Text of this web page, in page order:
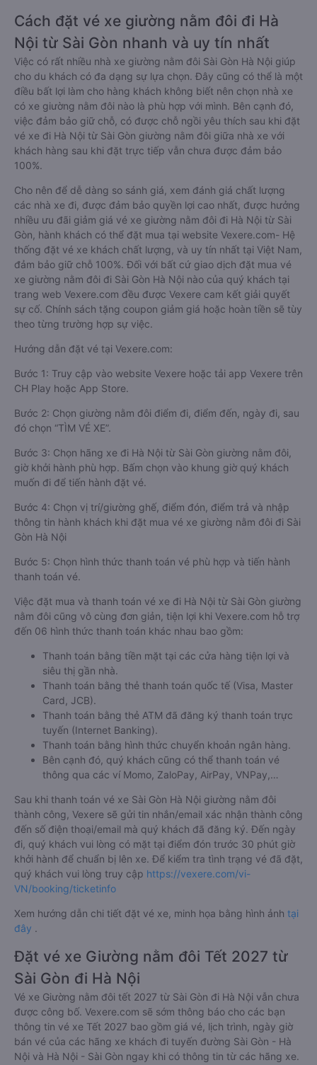
Cách đặt vé xe giường nằm đôi đi Hà
Nội từ Sài Gòn nhanh và uy tín nhất
Việc có rất nhiều nhà xe giường nằm đôi Sài Gòn Hà Nội giúp
cho du khách có đa dạng sự lựa chọn. Đây cũng có thể là một
điều bất lợi làm cho hàng khách không biết nên chọn nhà xe
có xe giường nằm đôi nào là phù hợp với mình. Bên cạnh đó,
việc đảm bảo giữ chỗ, có được chỗ ngồi yêu thích sau khi đặt
vé xe đi Hà Nội từ Sài Gòn giường nằm đôi giữa nhà xe với
khách hàng sau khi đặt trực tiếp vẫn chưa được đảm bảo
100%.
Cho nên để dễ dàng so sánh giá, xem đánh giá chất lượng
các nhà xe đi, được đảm bảo quyền lợi cao nhất, được hưởng
nhiều ưu đãi giảm giá vé xe giường nằm đôi đi Hà Nội từ Sài
Gòn, hành khách có thể đặt mua tại website Vexere.com- Hệ
thống đặt vé xe khách chất lượng, và uy tín nhất tại Việt Nam,
đảm bảo giữ chỗ 100%. Đối với bất cứ giao dịch đặt mua vé
xe giường nằm đôi đi Sài Gòn Hà Nội nào của quý khách tại
trang web Vexere.com đều được Vexere cam kết giải quyết
sự cố. Chính sách tặng coupon giảm giá hoặc hoàn tiền sẽ tùy
theo từng trường hợp sự việc.
Hướng dẫn đặt vé tại Vexere.com:
Bước 1: Truy cập vào website Vexere hoặc tải app Vexere trên
CH Play hoặc App Store.
Bước 2: Chọn giường nằm đôi điểm đi, điểm đến, ngày đi, sau
đó chọn “TÌM VÉ XE”.
Bước 3: Chọn hãng xe đi Hà Nội từ Sài Gòn giường nằm đôi,
giờ khởi hành phù hợp. Bấm chọn vào khung giờ quý khách
muốn đi để tiến hành đặt vé.
Bước 4: Chọn vị trí/giường ghế, điểm đón, điểm trả và nhập
thông tin hành khách khi đặt mua vé xe giường nằm đôi đi Sài
Gòn Hà Nội
Bước 5: Chọn hình thức thanh toán vé phù hợp và tiến hành
thanh toán vé.
Việc đặt mua và thanh toán vé xe đi Hà Nội từ Sài Gòn giường
nằm đôi cũng vô cùng đơn giản, tiện lợi khi Vexere.com hỗ trợ
đến 06 hình thức thanh toán khác nhau bao gồm:
Thanh toán bằng tiền mặt tại các cửa hàng tiện lợi và
siêu thị gần nhà.
Thanh toán bằng thẻ thanh toán quốc tế (Visa, Master
Card, JCB).
Thanh toán bằng thẻ ATM đã đăng ký thanh toán trực
tuyến (Internet Banking).
Thanh toán bằng hình thức chuyển khoản ngân hàng.
Bên cạnh đó, quý khách cũng có thể thanh toán vé
thông qua các ví Momo, ZaloPay, AirPay, VNPay,…
Sau khi thanh toán vé xe Sài Gòn Hà Nội giường nằm đôi
thành công, Vexere sẽ gửi tin nhắn/email xác nhận thành công
đến số điện thoại/email mà quý khách đã đăng ký. Đến ngày
đi, quý khách vui lòng có mặt tại điểm đón trước 30 phút giờ
khởi hành để chuẩn bị lên xe. Để kiểm tra tình trạng vé đã đặt,
quý khách vui lòng truy cập https://vexere.com/vi-
VN/booking/ticketinfo
Xem hướng dẫn chi tiết đặt vé xe, minh họa bằng hình ảnh tại
đây .
Đặt vé xe Giường nằm đôi Tết 2027 từ
Sài Gòn đi Hà Nội
Vé xe Giường nằm đôi tết 2027 từ Sài Gòn đi Hà Nội vẫn chưa
được công bố. Vexere.com sẽ sớm thông báo cho các bạn
thông tin vé xe Tết 2027 bao gồm giá vé, lịch trình, ngày giờ
bán vé của các hãng xe khách đi tuyến đường Sài Gòn - Hà
Nội và Hà Nội - Sài Gòn ngay khi có thông tin từ các hãng xe.